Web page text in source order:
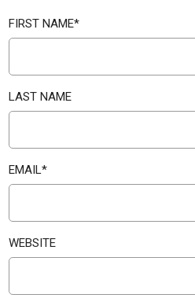
FIRST NAME*
LAST NAME
EMAIL*
WEBSITE